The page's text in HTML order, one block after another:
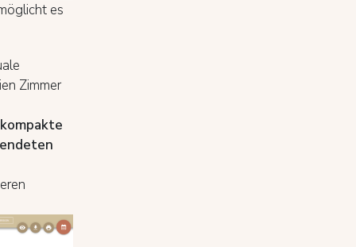
es
Zimmer